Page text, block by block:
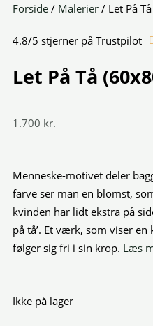
Forside / Malerier / Let På
4.8/5 stjerner på Trustpilot 
Let På Tå
1.700 kr.
Menneske-motivet deler
farve ser man en blomst,
kvinden har lidt ekstra på
på tå’. Et værk, som viser
følger sig fri i sin krop. Læs
Ikke på lager